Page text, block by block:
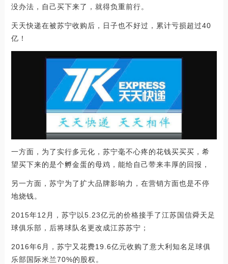
没办法，自己买下来了，就得负重前行。
天天快递在被苏宁收购后，日子也不好过，累计亏损超过40
亿！
一方面，为了实行多元化，苏宁毫不心疼的花钱买买买，希
望买下来的是个孵金蛋的母鸡，能给自己带来丰厚的回报，
另一方面，苏宁为了扩大品牌影响力，在营销方面也是不停
地烧钱。
2015年12月，苏宁以5.23亿元的价格接手了江苏国信舜天足
球俱乐部，后将球队名更改成江苏苏宁；
2016年6月，苏宁又花费19.6亿元收购了意大利知名足球俱
乐部国际米兰70%的股权。